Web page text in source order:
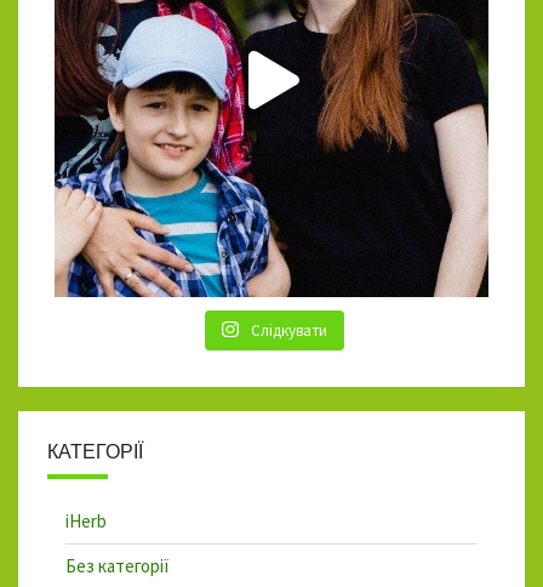
Слідкувати
КАТЕГОРІЇ
iHerb
Без категорії